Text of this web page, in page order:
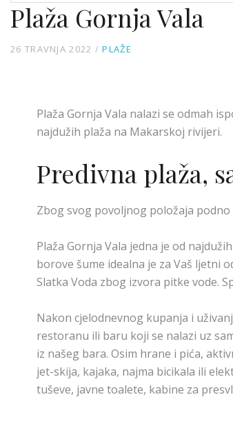
Plaža Gornja Vala
26 TRAVNJA 2022 PLAŽE
Plaža Gornja Vala nalazi se odmah
najdužih plaža na Makarskoj rivijeri.
Predivna plaža,
Zbog svog povoljnog položaja
Plaža Gornja Vala jedna je od
borove šume idealna je za Vaš ljetni
Slatka Voda zbog izvora pitke vode.
Nakon cjelodnevnog kupanja i
restoranu ili baru koji se nalazi uz
iz našeg bara. Osim hrane i pića,
jet-skija, kajaka, najma bicikala ili
tuševe, javne toalete, kabine za